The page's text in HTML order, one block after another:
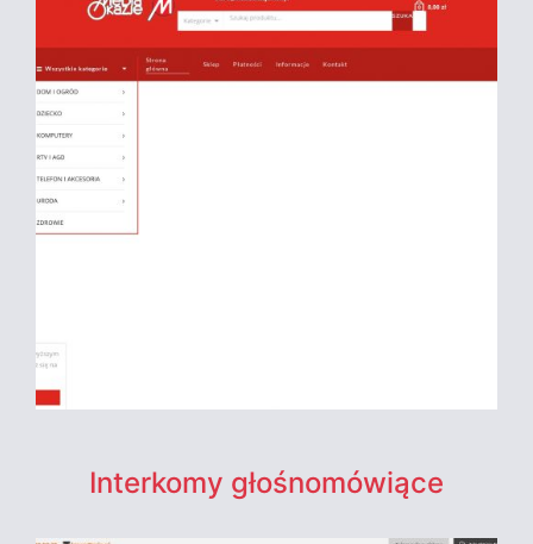
Interkomy głośnomówiące